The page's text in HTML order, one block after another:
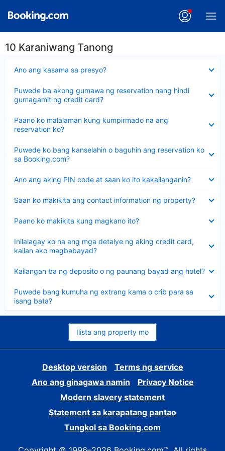
10 Karaniwang Tanong
Ano ang kasama sa presyo?
ang
Puwede ba akong gumawa ng reservation nang hindi
gumagamit ng credit card?
ang
sagot
Paano ko malalaman kung kumpirmado na ang
reservation ko?
ang
sagot
Puwede ko bang kanselahin o baguhin ang reservation ko
sa Booking.com?
ang
sagot
Ano ang aking PIN code at saan ko ito kakailanganin?
ang
Saan ko makikita ang contact information ng property?
ang
Paano ko makikita kung magkano ito?
ang
Inilalagay ko na ang mga detalye ng aking credit card,
kailan ako magbabayad?
ang
sagot
Kailangan ba ng deposito o ng paunang bayad ang hotel?
ang
Puwede bang kumuha ng extrang kama o crib para sa
isang bata?
ang
sagot
Ilista ang property mo
Desktop version
Terms ng service
Ano ang ginagawa namin
Privacy Notice
Modern slavery statement
Statement sa karapatang pantao
Tungkol sa Booking.com